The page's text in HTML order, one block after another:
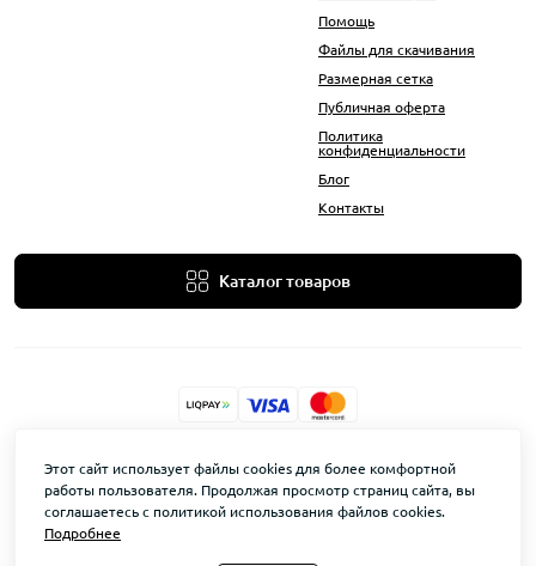
Помощь
Файлы для скачивания
Размерная сетка
Публичная оферта
Политика
конфиденциальности
Блог
Контакты
Каталог товаров
KovAle © 2026
Этот сайт использует файлы cookies для более комфортной
работы пользователя. Продолжая просмотр страниц сайта, вы
соглашаетесь с политикой использования файлов cookies.
Подробнее